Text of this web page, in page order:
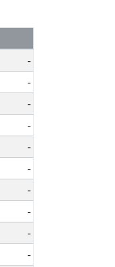
-
-
-
-
-
-
-
-
-
-